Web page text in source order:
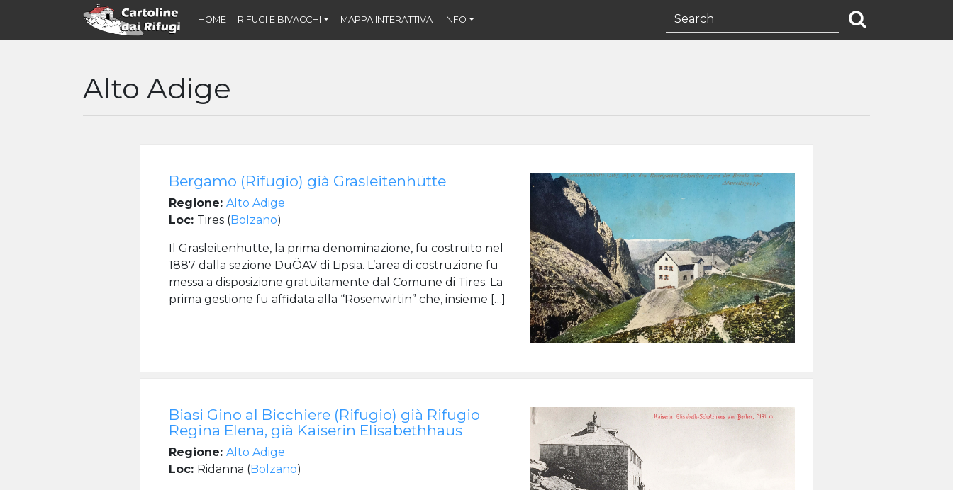
HOME RIFUGI E BIVACCHI MAPPA INTERATTIVA INFO
Alto Adige
Bergamo (Rifugio) già Grasleitenhütte
Regione: Alto Adige
Loc: Tires (Bolzano)
Il Grasleitenhütte, la prima denominazione, fu costruito nel
1887 dalla sezione DuÖAV di Lipsia. L’area di costruzione fu
messa a disposizione gratuitamente dal Comune di Tires. La
prima gestione fu affidata alla “Rosenwirtin” che, insieme […]
Biasi Gino al Bicchiere (Rifugio) già Rifugio
Regina Elena, già Kaiserin Elisabethhaus
Regione: Alto Adige
Loc: Ridanna (Bolzano)